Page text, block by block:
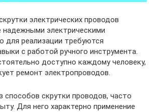
электрических проводов
надежными электрическими
для реализации требуются
с работой ручного инструмента.
доступно каждому человеку,
ремонт электропроводов.
способов скрутки проводов, часто
Для него характерно применение